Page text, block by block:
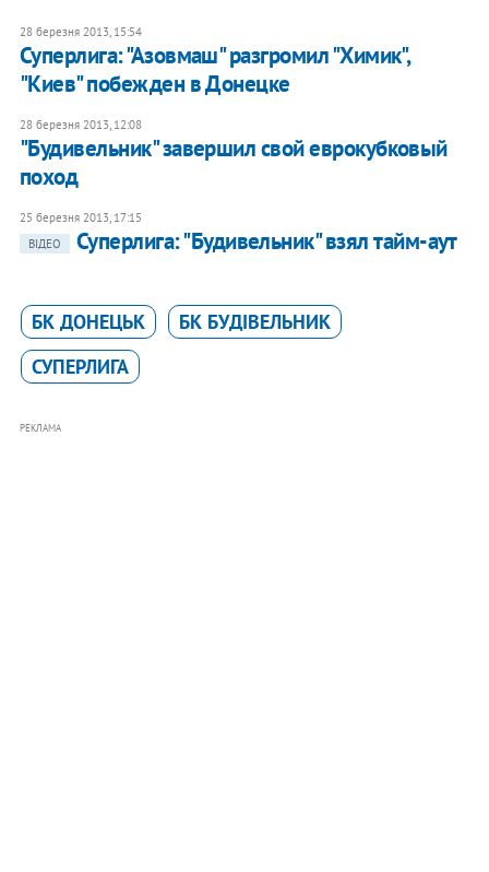
28 березня 2013, 15:54
Суперлига: "Азовмаш" разгромил "Химик",
"Киев" побежден в Донецке
28 березня 2013, 12:08
"Будивельник" завершил свой еврокубковый
поход
25 березня 2013, 17:15
ВІДЕО
Суперлига: "Будивельник" взял тайм-аут
БК ДОНЕЦЬК
БК БУДІВЕЛЬНИК
СУПЕРЛИГА
РЕКЛАМА